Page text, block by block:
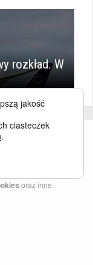
rozkład. W
oraz inne
jakość
ciasteczek
.